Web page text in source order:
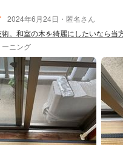
2024年6月24日・匿名さん
。和室の木を綺麗にしたいなら当
ニング